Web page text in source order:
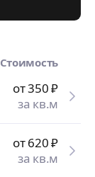
Стоимость
от 350₽
за кв.м
от 620₽
за кв.м